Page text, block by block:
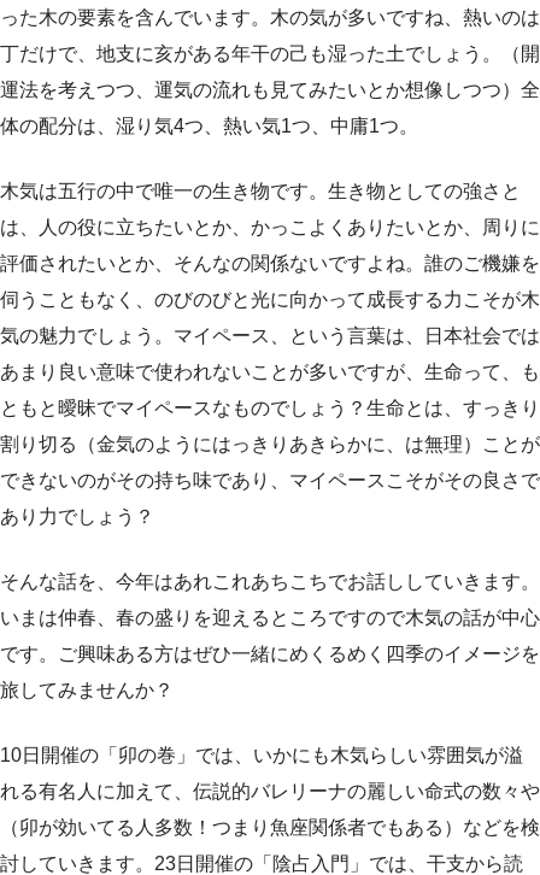
った木の要素を含んでいます。木の気が多いですね、熱いのは
丁だけで、地支に亥がある年干の己も湿った土でしょう。（開
運法を考えつつ、運気の流れも見てみたいとか想像しつつ）全
体の配分は、湿り気4つ、熱い気1つ、中庸1つ。
木気は五行の中で唯一の生き物です。生き物としての強さと
は、人の役に立ちたいとか、かっこよくありたいとか、周りに
評価されたいとか、そんなの関係ないですよね。誰のご機嫌を
伺うこともなく、のびのびと光に向かって成長する力こそが木
気の魅力でしょう。マイペース、という言葉は、日本社会では
あまり良い意味で使われないことが多いですが、生命って、も
ともと曖昧でマイペースなものでしょう？生命とは、すっきり
割り切る（金気のようにはっきりあきらかに、は無理）ことが
できないのがその持ち味であり、マイペースこそがその良さで
あり力でしょう？
そんな話を、今年はあれこれあちこちでお話ししていきます。
いまは仲春、春の盛りを迎えるところですので木気の話が中心
です。ご興味ある方はぜひ一緒にめくるめく四季のイメージを
旅してみませんか？
10日開催の「卯の巻」では、いかにも木気らしい雰囲気が溢
れる有名人に加えて、伝説的バレリーナの麗しい命式の数々や
（卯が効いてる人多数！つまり魚座関係者でもある）などを検
討していきます。23日開催の「陰占入門」では、干支から読